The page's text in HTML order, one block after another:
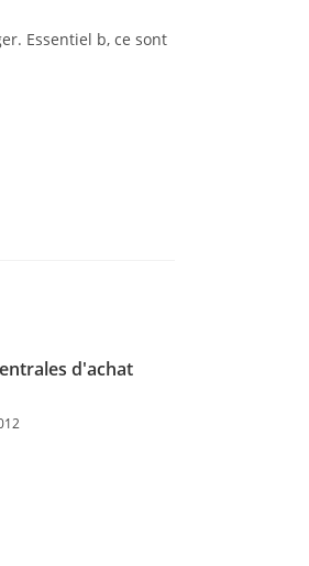
Essentiel b, ce sont
d'achat